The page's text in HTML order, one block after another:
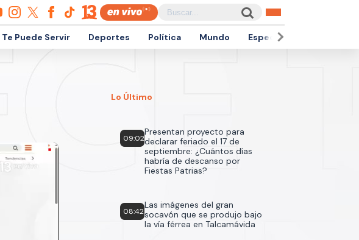
Te Puede Servir Deportes Política Mundo Espectáculos
Lo Último
09:02
Presentan proyecto para
declarar feriado el 17 de
septiembre: ¿Cuántos días
habría de descanso por
Fiestas Patrias?
08:42
Las imágenes del gran
socavón que se produjo bajo
la vía férrea en Talcamávida